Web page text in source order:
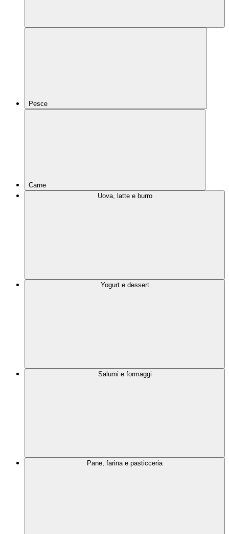
Pesce
Carne
Uova, latte e burro
Yogurt e dessert
Salumi e formaggi
Pane, farina e pasticceria